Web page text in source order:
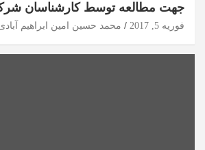
جهت مطالعه توسط کارشناسان
فوریه 5, 2017 محمد حسین امین ابراهیم